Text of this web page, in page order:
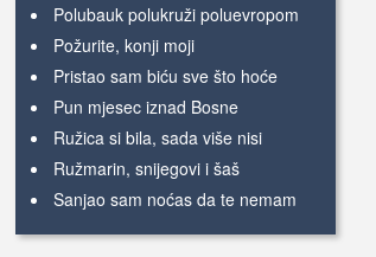
Polubauk polukruži poluevropom
Požurite, konji moji
Pristao sam biću sve što hoće
Pun mjesec iznad Bosne
Ružica si bila, sada više nisi
Ružmarin, snijegovi i šaš
Sanjao sam noćas da te nemam
Selma